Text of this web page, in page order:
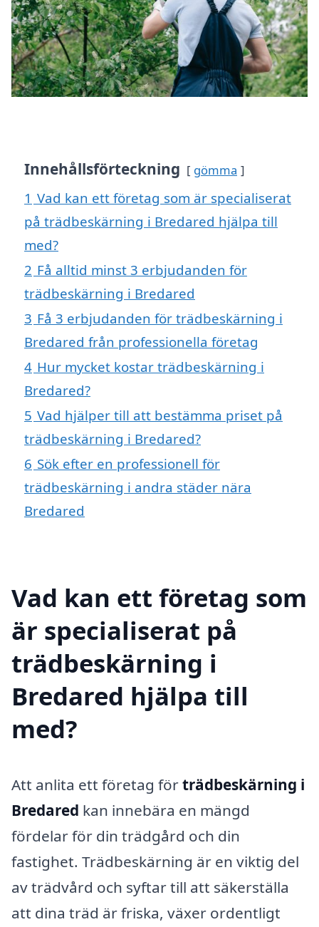
Innehållsförteckning gömma
1 Vad kan ett företag som är specialiserat
på trädbeskärning i Bredared hjälpa till
med?
2 Få alltid minst 3 erbjudanden för
trädbeskärning i Bredared
3 Få 3 erbjudanden för trädbeskärning i
Bredared från professionella företag
4 Hur mycket kostar trädbeskärning i
Bredared?
5 Vad hjälper till att bestämma priset på
trädbeskärning i Bredared?
6 Sök efter en professionell för
trädbeskärning i andra städer nära
Bredared
Vad kan ett företag som
är specialiserat på
trädbeskärning i
Bredared hjälpa till
med?
Att anlita ett företag förträdbeskärning i
Bredared kan innebära en mängd
fördelar för din trädgård och din
fastighet. Trädbeskärning är en viktig del
av trädvård och syftar till att säkerställa
att dina träd är friska, växer ordentligt